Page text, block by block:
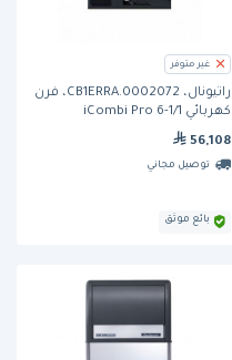
غير متوفر
راتيونال، CB1ERRA.0002072، فرن
كهربائي iCombi Pro 6-1/1
56,108
توصيل مجاني
بائع موثق